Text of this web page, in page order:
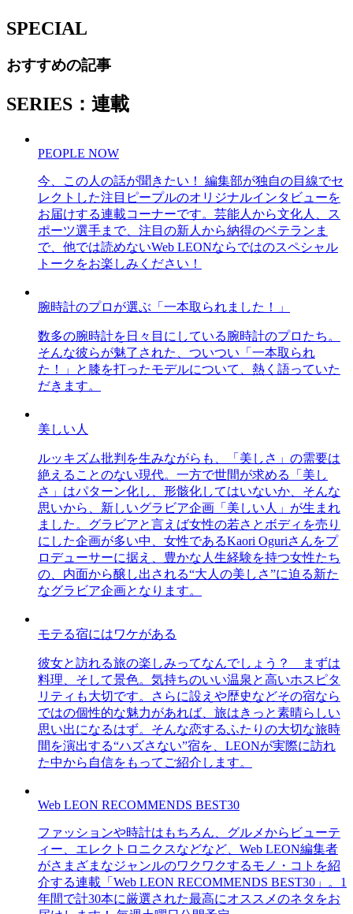
SPECIAL
おすすめの記事
SERIES：連載
PEOPLE NOW
今、この人の話が聞きたい！ 編集部が独自の目線でセ
レクトした注目ピープルのオリジナルインタビューを
お届けする連載コーナーです。芸能人から文化人、ス
ポーツ選手まで、注目の新人から納得のベテランま
で、他では読めないWeb LEONならではのスペシャル
トークをお楽しみください！
腕時計のプロが選ぶ「一本取られました！」
数多の腕時計を日々目にしている腕時計のプロたち。
そんな彼らが魅了された、ついつい「一本取られ
た！」と膝を打ったモデルについて、熱く語っていた
だきます。
美しい人
ルッキズム批判を生みながらも、「美しさ」の需要は
絶えることのない現代。一方で世間が求める「美し
さ」はパターン化し、形骸化してはいないか、そんな
思いから、新しいグラビア企画「美しい人」が生まれ
ました。グラビアと言えば女性の若さとボディを売り
にした企画が多い中、女性であるKaori Oguriさんをプ
ロデューサーに据え、豊かな人生経験を持つ女性たち
の、内面から醸し出される“大人の美しさ”に迫る新た
なグラビア企画となります。
モテる宿にはワケがある
彼女と訪れる旅の楽しみってなんでしょう？ まずは
料理、そして景色。気持ちのいい温泉と高いホスピタ
リティも大切です。さらに設えや歴史などその宿なら
ではの個性的な魅力があれば、旅はきっと素晴らしい
思い出になるはず。そんな恋するふたりの大切な旅時
間を演出する“ハズさない”宿を、LEONが実際に訪れ
た中から自信をもってご紹介します。
Web LEON RECOMMENDS BEST30
ファッションや時計はもちろん、グルメからビューテ
ィー、エレクトロニクスなどなど、Web LEON編集者
がさまざまなジャンルのワクワクするモノ・コトを紹
介する連載「Web LEON RECOMMENDS BEST30」。1
年間で計30本に厳選された最高にオススメのネタをお